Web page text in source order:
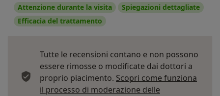
Attenzione durante la visita
Spiegazioni dettagliate
Efficacia del trattamento
Tutte le recensioni contano e non possono
essere rimosse o modificate dai dottori a
proprio piacimento. Scopri come funziona
il processo di moderazione delle